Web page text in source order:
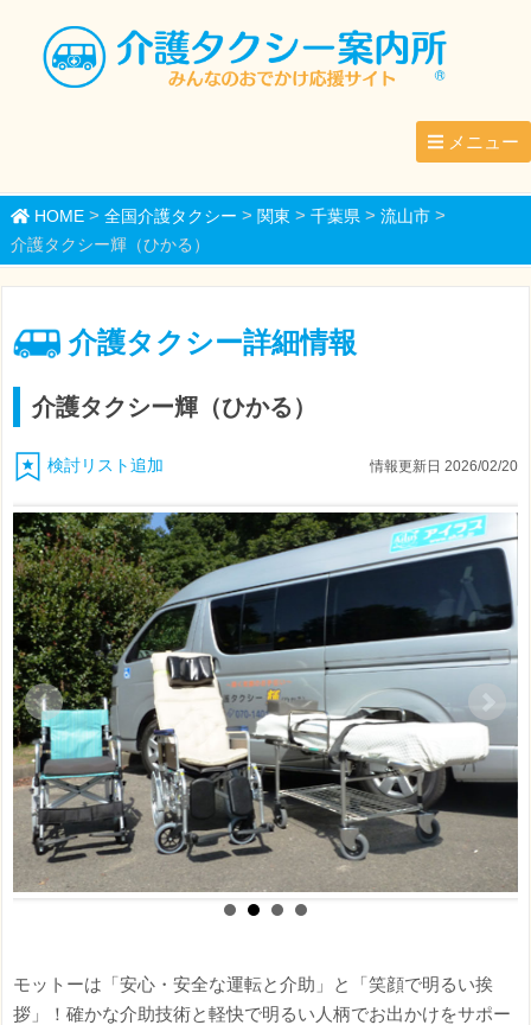
メニュー
HOME> 全国介護タクシー > 関東 > 千葉県> 流山市>
介護タクシー輝（ひかる）
介護タクシー詳細情報
介護タクシー輝（ひかる）
検討リスト追加 情報更新日 2026/02/20
モットーは「安心・安全な運転と介助」と「笑顔で明るい挨
拶」！確かな介助技術と軽快で明るい人柄でお出かけをサポー